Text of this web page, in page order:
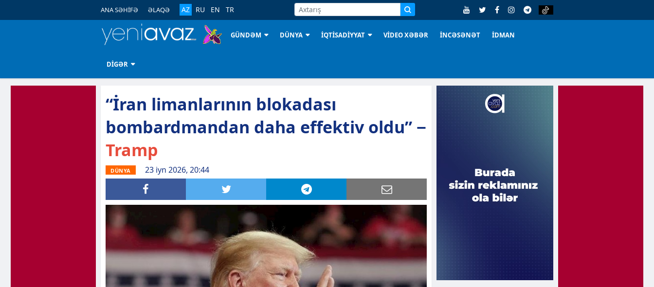
ANA SƏHİFƏ ƏLAQƏ AZ RU EN TR
GÜNDƏM DÜNYA İQTİSADİYYAT VİDEO XƏBƏR İNCƏSƏNƏT İDMAN
DİGƏR
“İran limanlarının blokadası
bombardmandan daha effektiv oldu” −
Tramp
DÜNYA 23 iyn 2026, 20:44